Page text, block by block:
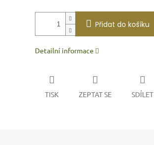
Přidat do košíku
Detailní informace
TISK ZEPTAT SE SDÍLET